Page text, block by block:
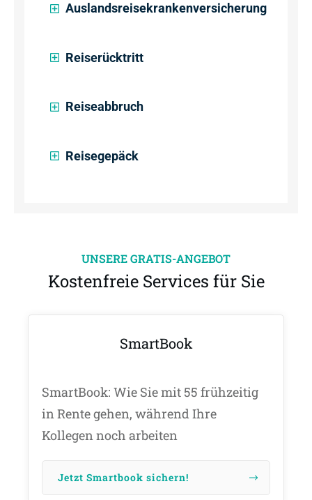
Auslandsreisekrankenversicherung
Reiserücktritt
Reiseabbruch
Reisegepäck
UNSERE GRATIS-ANGEBOT
Kostenfreie Services für Sie
SmartBook
SmartBook: Wie Sie mit 55 frühzeitig
in Rente gehen, während Ihre
Kollegen noch arbeiten
Jetzt Smartbook sichern!